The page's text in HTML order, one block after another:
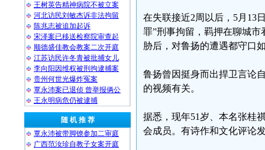
王树英告精神病院不被立案
河北访民刘敏杰诉非法拘留
陈兆志被追加起诉
宋泽案已移送检察院审查起
顺德盛佳教会教案二次开庭
江苏访民许冬青被批捕女儿
李向阳因维权被刑拘逮捕案
贵州何世光爆炸冤案
覃永沛案已退侦 曾举报俩公
王永明病危仍被逮捕
随 机 推 荐
覃永沛被带脚镣参加二审庭
广西范汝珍自教子女案开庭
在失联接近2周以后，5月13
罪”刑事拘留，羁押在聊城
胁后，对鲁扬的遭遇都守口
鲁扬曾因挺身而出捍卫言论
的视频有关。
据悉，现年51岁、本名张桂
会成员。有诗作和文化评论